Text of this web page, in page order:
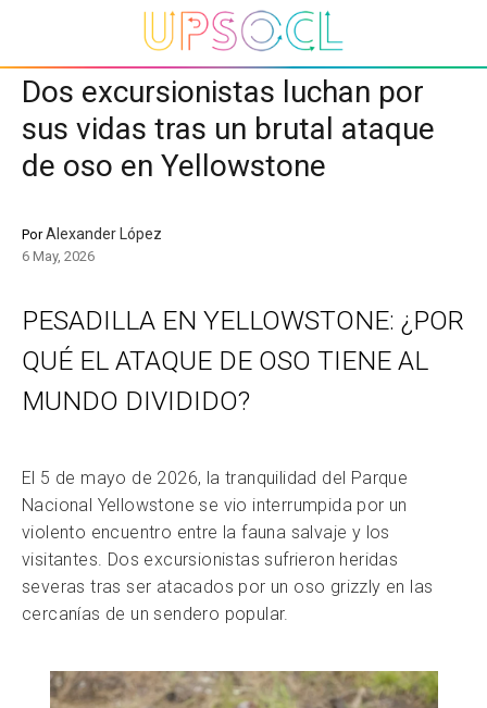
Dos excursionistas luchan por
sus vidas tras un brutal ataque
de oso en Yellowstone
PorAlexander López
6 May, 2026
PESADILLA EN YELLOWSTONE: ¿POR
QUÉ EL ATAQUE DE OSO TIENE AL
MUNDO DIVIDIDO?
El 5 de mayo de 2026, la tranquilidad del Parque
Nacional Yellowstone se vio interrumpida por un
violento encuentro entre la fauna salvaje y los
visitantes. Dos excursionistas sufrieron heridas
severas tras ser atacados por un oso grizzly en las
cercanías de un sendero popular.